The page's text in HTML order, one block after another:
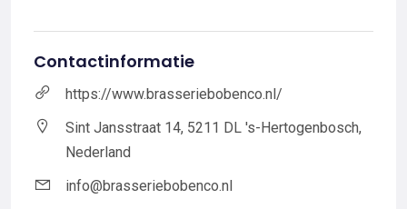
Contactinformatie
https://www.brasseriebobenco.nl/
Sint Jansstraat 14, 5211 DL 's-Hertogenbosch,
Nederland
info@brasseriebobenco.nl